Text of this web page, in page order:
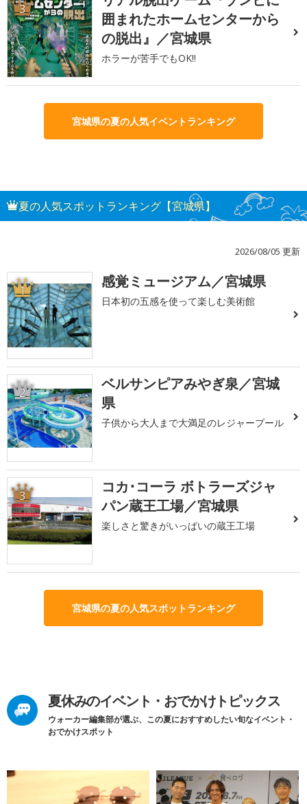
3
囲まれたホームセンターから
の脱出』／宮城県
ホラーが苦手でもOK!!
宮城県の夏の人気イベントランキング
夏の人気スポットランキング【宮城県】
2026/08/05 更新
1 感覚ミュージアム／宮城県
日本初の五感を使って楽しむ美術館
2
ベルサンピアみやぎ泉／宮城
県
子供から大人まで大満足のレジャープール
3
コカ･コーラ ボトラーズジャ
パン蔵王工場／宮城県
楽しさと驚きがいっぱいの蔵王工場
宮城県の夏の人気スポットランキング
夏休みのイベント・おでかけトピックス
ウォーカー編集部が選ぶ、この夏におすすめしたい旬なイベント・
おでかけスポット